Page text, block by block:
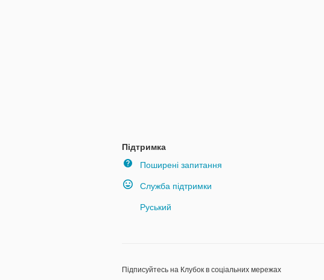
Підтримка
Поширені запитання
Служба підтримки
Руський
Підписуйтесь на Клубок в соціальних мережах